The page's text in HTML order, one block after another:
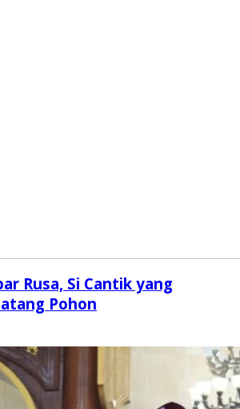
Rusa, Si Cantik yang
Pohon